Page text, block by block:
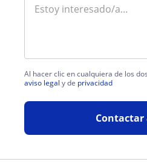
Al hacer clic en cualquiera de los
aviso legal y de privacidad
Contactar